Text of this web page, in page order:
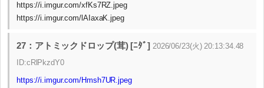
https://i.imgur.com/xfKs7RZ.jpeg
https://i.imgur.com/lAIaxaK.jpeg
27：アトミックドロップ(茸) [ﾆﾀﾞ] 2026/06/23(火) 20:13:34.48
ID:cRlPkzdY0
https://i.imgur.com/Hmsh7UR.jpeg